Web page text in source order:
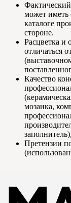
может иметь
каталоге
стороне.
Расцветка и
отличаться
Качество
мозаика,
Претензии